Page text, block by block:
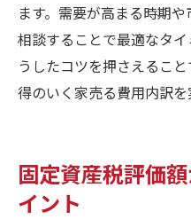
ます。需要が高まる時期
相談することで最適なタ
うしたコツを押さえるこ
得のいく家売る費用内訳を
固定資産税評価
イント